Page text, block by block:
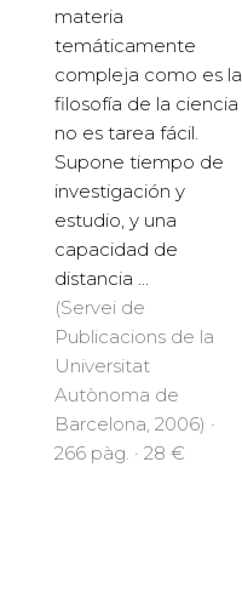
materia
temáticamente
compleja como es la
filosofía de la ciencia
no es tarea fácil.
Supone tiempo de
investigación y
estudio, y una
capacidad de
distancia ...
(Servei de
Publicacions de la
Universitat
Autònoma de
Barcelona, 2006) ·
266 pàg. · 28 €